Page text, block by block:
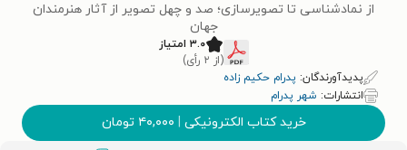
از نمادشناسی تا تصویرسازی؛ صد و چهل تصویر از آثار هنرمندان
جهان
۳.۰ امتیاز
(از ۲ رأی)
پدیدآورندگان: پدرام حکیم زاده
انتشارات: شهر پدرام
خرید کتاب الکترونیکی | ۴۰,۰۰۰ تومان